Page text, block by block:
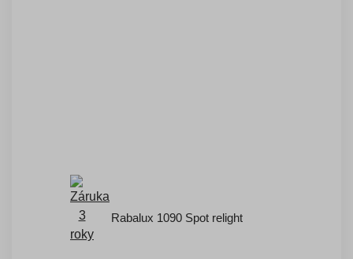
Rabalux 1090 Spot relight